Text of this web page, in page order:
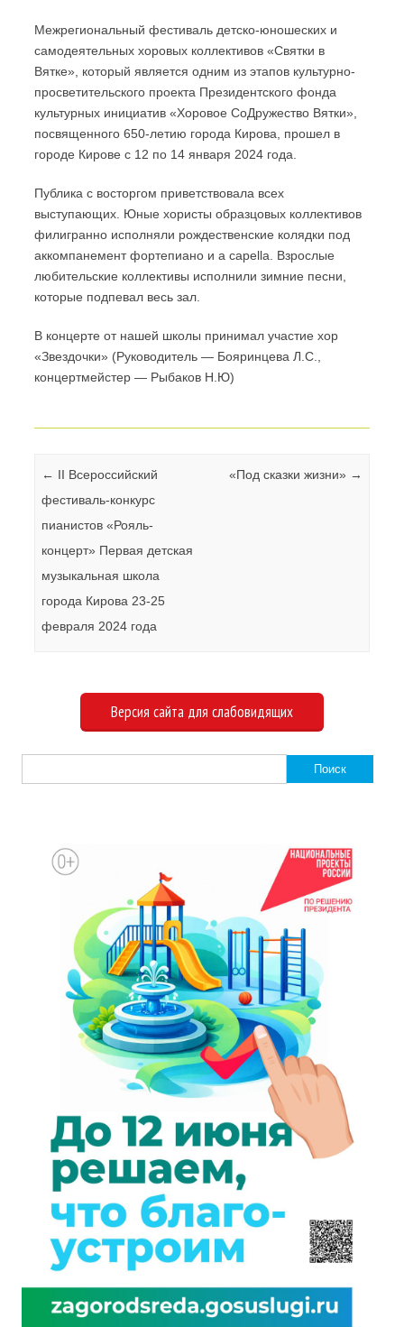
Межрегиональный фестиваль детско-юношеских и
самодеятельных хоровых коллективов «Святки в
Вятке», который является одним из этапов культурно-
просветительского проекта Президентского фонда
культурных инициатив «Хоровое СоДружество Вятки»,
посвященного 650-летию города Кирова, прошел в
городе Кирове с 12 по 14 января 2024 года.
Публика с восторгом приветствовала всех
выступающих. Юные хористы образцовых коллективов
филигранно исполняли рождественские колядки под
аккомпанемент фортепиано и а capella. Взрослые
любительские коллективы исполнили зимние песни,
которые подпевал весь зал.
В концерте от нашей школы принимал участие хор
«Звездочки» (Руководитель — Бояринцева Л.С.,
концертмейстер — Рыбаков Н.Ю)
Навигация по записям
← II Всероссийский
фестиваль-конкурс
пианистов «Рояль-
концерт» Первая детская
музыкальная школа
города Кирова 23-25
февраля 2024 года
«Под сказки жизни» →
Версия сайта для слабовидящих